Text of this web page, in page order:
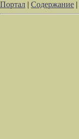
Портал | Содержание |